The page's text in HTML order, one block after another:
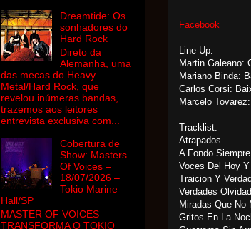
Facebook
Line-Up:
Martin Galeano:
Mariano Binda:
Carlos Corsi:
Marcelo
Tracklist:
Atrapados
A Fondo Siempre
Voces Del Hoy
Traicion Y Verdad
Verdades
Miradas Que No
Gritos En La
Dreamtide: Os
sonhadores do
Hard Rock
Direto da
Alemanha, uma
das mecas do Heavy
Metal/Hard Rock, que
revelou inúmeras bandas,
trazemos aos leitores
entrevista exclusiva com...
Cobertura de
Show: Masters
Of Voices –
18/07/2026 –
Tokio Marine
Hall/SP
MASTER OF VOICES
TRANSFORMA O TOKIO